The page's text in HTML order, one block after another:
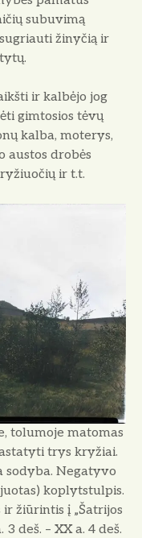
subuvimą
žinyčią ir
ir kalbėjo jog
gimtosios tėvų
kalba, moterys,
austos drobės
ir t.t.
tolumoje matomas
trys kryžiai.
sodyba. Negatyvo
koplytstulpis.
žiūrintis į „Šatrijos
deš. – XX a. 4 deš.